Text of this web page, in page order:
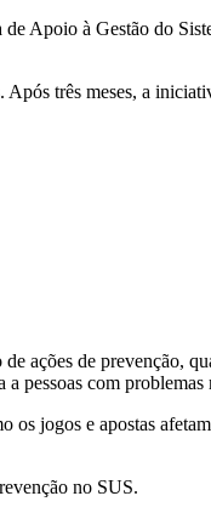
Apoio à Gestão do
três meses, a
ações de prevenção,
pessoas com problemas
jogos e apostas
no SUS.